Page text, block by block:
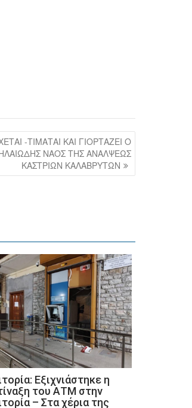
-ΤΙΜΑΤΑΙ ΚΑΙ ΓΙΟΡΤΑΖΕΙ Ο
ΝΑΟΣ ΤΗΣ ΑΝΑΛΨΕΩΣ
ΚΑΣΤΡΙΩΝ ΚΑΛΑΒΡΥΤΩΝ
Εξιχνιάστηκε η
του ΑΤΜ στην
– Στα χέρια της